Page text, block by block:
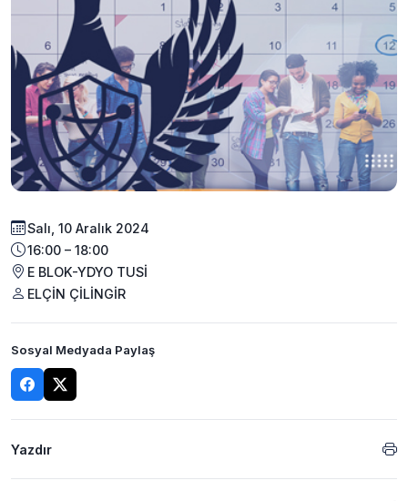
Salı, 10 Aralık 2024
16:00 – 18:00
E BLOK-YDYO TUSİ
ELÇİN ÇİLİNGİR
Sosyal Medyada Paylaş
Yazdır